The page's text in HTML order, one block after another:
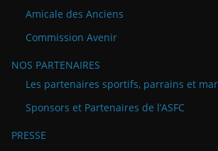
Amicale des Anciens
Commission Avenir
NOS PARTENAIRES
Les partenaires sportifs, parrains et
Sponsors et Partenaires de l’ASFC
PRESSE